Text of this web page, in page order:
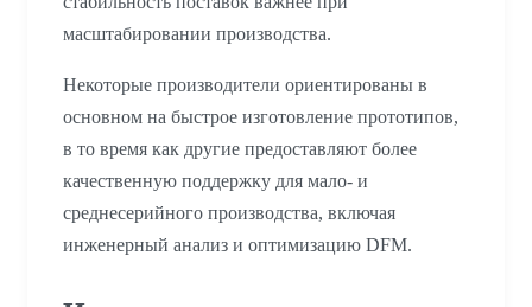
масштабировании производства.
Некоторые производители ориентированы в
основном на быстрое изготовление прототипов,
в то время как другие предоставляют более
качественную поддержку для мало- и
среднесерийного производства, включая
инженерный анализ и оптимизацию DFM.